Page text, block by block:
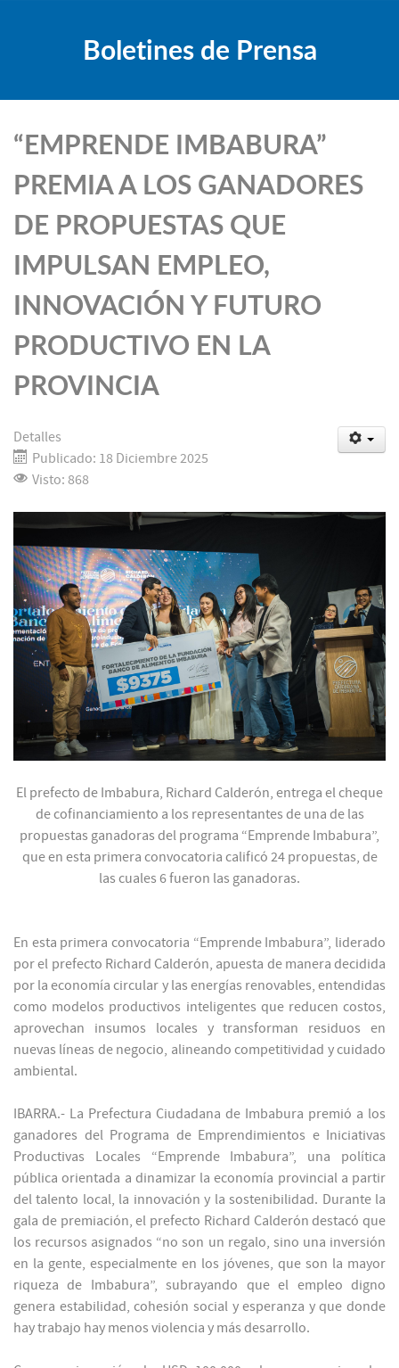
Boletines de Prensa
“EMPRENDE IMBABURA”
PREMIA A LOS GANADORES
DE PROPUESTAS QUE
IMPULSAN EMPLEO,
INNOVACIÓN Y FUTURO
PRODUCTIVO EN LA
PROVINCIA
Detalles
Publicado: 18 Diciembre 2025
Visto: 868
El prefecto de Imbabura, Richard Calderón, entrega el cheque
de cofinanciamiento a los representantes de una de las
propuestas ganadoras del programa “Emprende Imbabura”,
que en esta primera convocatoria calificó 24 propuestas, de
las cuales 6 fueron las ganadoras.
En esta primera convocatoria “Emprende Imbabura”, liderado
por el prefecto Richard Calderón, apuesta de manera decidida
por la economía circular y las energías renovables, entendidas
como modelos productivos inteligentes que reducen costos,
aprovechan insumos locales y transforman residuos en
nuevas líneas de negocio, alineando competitividad y cuidado
ambiental.
IBARRA.- La Prefectura Ciudadana de Imbabura premió a los
ganadores del Programa de Emprendimientos e Iniciativas
Productivas Locales “Emprende Imbabura”, una política
pública orientada a dinamizar la economía provincial a partir
del talento local, la innovación y la sostenibilidad. Durante la
gala de premiación, el prefecto Richard Calderón destacó que
los recursos asignados “no son un regalo, sino una inversión
en la gente, especialmente en los jóvenes, que son la mayor
riqueza de Imbabura”, subrayando que el empleo digno
genera estabilidad, cohesión social y esperanza y que donde
hay trabajo hay menos violencia y más desarrollo.